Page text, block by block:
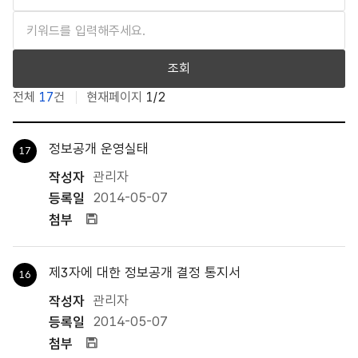
불복절차
관련법령
전체 17건 현재페이지 1/2
조회
17
정보공개 운영실태
관리자
2014-05-07
16
제3자에 대한 정보공개 결정 통지서
관리자
2014-05-07